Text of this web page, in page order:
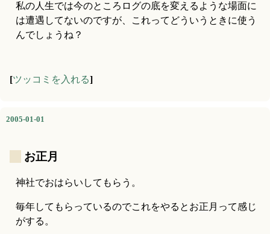
私の人生では今のところログの底を変えるような場面に
は遭遇してないのですが、これってどういうときに使う
んでしょうね？
[ツッコミを入れる]
2005-01-01
お正月
神社でおはらいしてもらう。
毎年してもらっているのでこれをやるとお正月って感じ
がする。